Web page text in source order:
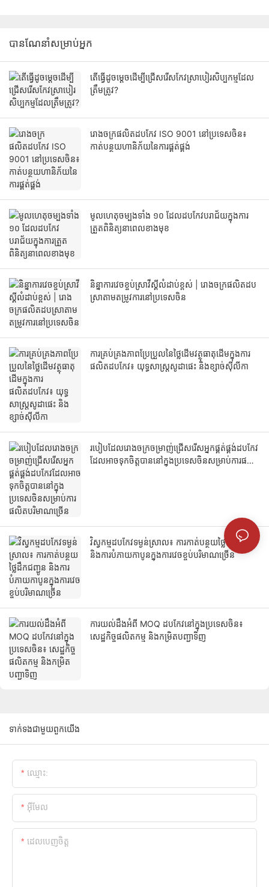
បានណែនាំសម្រាប់អ្នក
តើធ្វើដូចម្តេចដើម្បីជ្រើសរើសកែវស្រាបៀរសិប្បកម្មដែល
ត្រឹមត្រូវ?
រោងចក្រផលិតដបកែវ ISO 9001 នៅប្រទេសចិន៖
កាត់បន្ថយហានិភ័យនៃការផ្គត់ផ្គង់
មូលហេតុចម្បងទាំង ១០ ដែលដបកែវបរាជ័យក្នុងការ
ត្រួតពិនិត្យនាពេលខាងមុខ
និន្នាការវេចខ្ចប់ស្រាវីស្គីលំដាប់ខ្ពស់ | រោងចក្រផលិតដប
ស្រាតាមតម្រូវការនៅប្រទេសចិន
ការគ្រប់គ្រងភាពប្រែប្រួលនៃថ្លៃដើមវត្ថុធាតុដើមក្នុងការ
ផលិតដបកែវ៖ យុទ្ធសាស្ត្រសូដាផេះ និងខ្សាច់ស៊ីលីកា
របៀបដែលរោងចក្រចម្រាញ់ជ្រើសរើសអ្នកផ្គត់ផ្គង់ដបកែវ
ដែលអាចទុកចិត្តបាននៅក្នុងប្រទេសចិនសម្រាប់ការផលិត
វិស្វកម្មដបកែវទម្ងន់ស្រាល៖ ការកាត់បន្ថយថ្លៃដឹកជញ្ជូន
និងការបំភាយកាបូនក្នុងការវេចខ្ចប់បរិមាណច្រើន
ការយល់ដឹងអំពី MOQ ដបកែវនៅក្នុងប្រទេសចិន៖
សេដ្ឋកិច្ចផលិតកម្ម និងកម្រិតបញ្ជាទិញ
ទាក់ទងជាមួយពួកយើង
ឈ្មោះ:
អ៊ីមែល
ដេលបេញចិត្ដ